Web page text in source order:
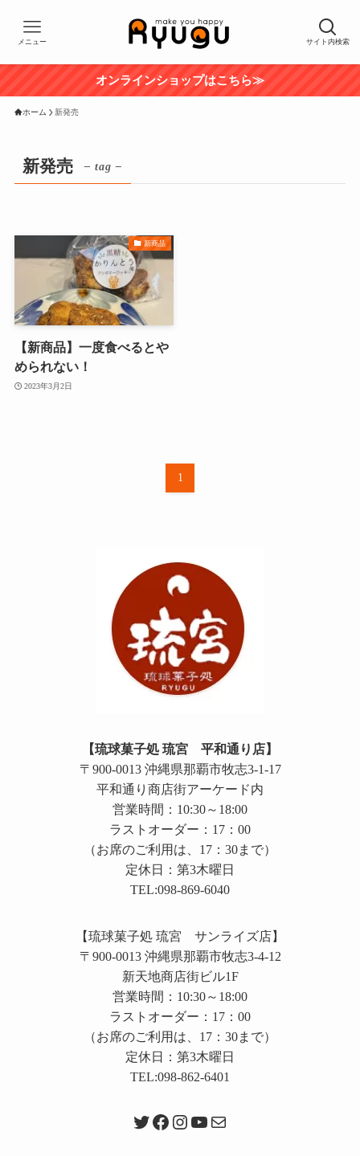
サイト内検索
メニュー
オンラインショップはこちら≫
ホーム 新発売
新発売 – tag –
新商品
【新商品】一度食べるとや
められない！
2023年3月2日
1
【琉球菓子処 琉宮 平和通り店】
〒900-0013 沖縄県那覇市牧志3-1-17
平和通り商店街アーケード内
営業時間：10:30～18:00
ラストオーダー：17：00
（お席のご利用は、17：30まで）
定休日：第3木曜日
TEL:098-869-6040
【琉球菓子処 琉宮 サンライズ店】
〒900-0013 沖縄県那覇市牧志3-4-12
新天地商店街ビル1F
営業時間：10:30～18:00
ラストオーダー：17：00
（お席のご利用は、17：30まで）
定休日：第3木曜日
TEL:098-862-6401
Twitter
Facebook
Instagram
YouTube
メール